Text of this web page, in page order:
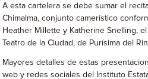
A esta cartelera se debe sumar el
Chimalma, conjunto camerístico
Heather Millette y Katherine Snelling,
Teatro de la Ciudad, de Purísima del
Mayores detalles de estas
web y redes sociales del Instituto